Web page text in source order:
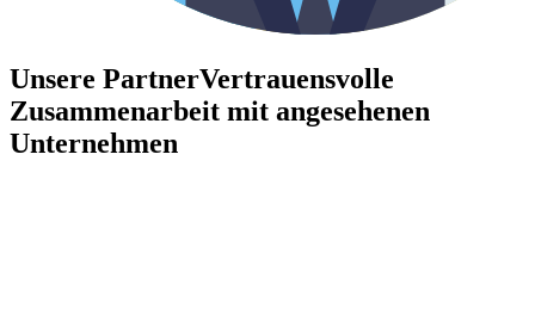
Unsere PartnerVertrauensvolle
Zusammenarbeit mit angesehenen
Unternehmen